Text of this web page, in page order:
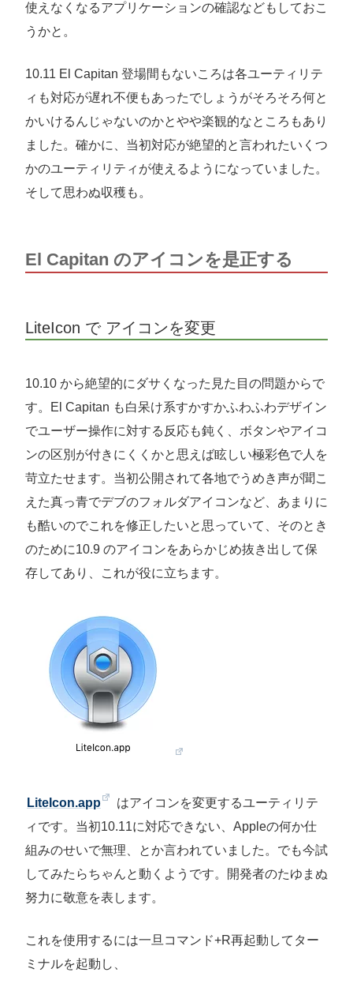
使えなくなるアプリケーションの確認などもしておこ
うかと。
10.11 El Capitan 登場間もないころは各ユーティリテ
ィも対応が遅れ不便もあったでしょうがそろそろ何と
かいけるんじゃないのかとやや楽観的なところもあり
ました。確かに、当初対応が絶望的と言われたいくつ
かのユーティリティが使えるようになっていました。
そして思わぬ収穫も。
El Capitan のアイコンを是正する
LiteIcon で アイコンを変更
10.10 から絶望的にダサくなった見た目の問題からで
す。El Capitan も白呆け系すかすかふわふわデザイン
でユーザー操作に対する反応も鈍く、ボタンやアイコ
ンの区別が付きにくくかと思えば眩しい極彩色で人を
苛立たせます。当初公開されて各地でうめき声が聞こ
えた真っ青でデブのフォルダアイコンなど、あまりに
も酷いのでこれを修正したいと思っていて、そのとき
のために10.9 のアイコンをあらかじめ抜き出して保
存してあり、これが役に立ちます。
LiteIcon.app
はアイコンを変更するユーティリテ
ィです。当初10.11に対応できない、Appleの何か仕
組みのせいで無理、とか言われていました。でも今試
してみたらちゃんと動くようです。開発者のたゆまぬ
努力に敬意を表します。
これを使用するには一旦コマンド+R再起動してター
ミナルを起動し、